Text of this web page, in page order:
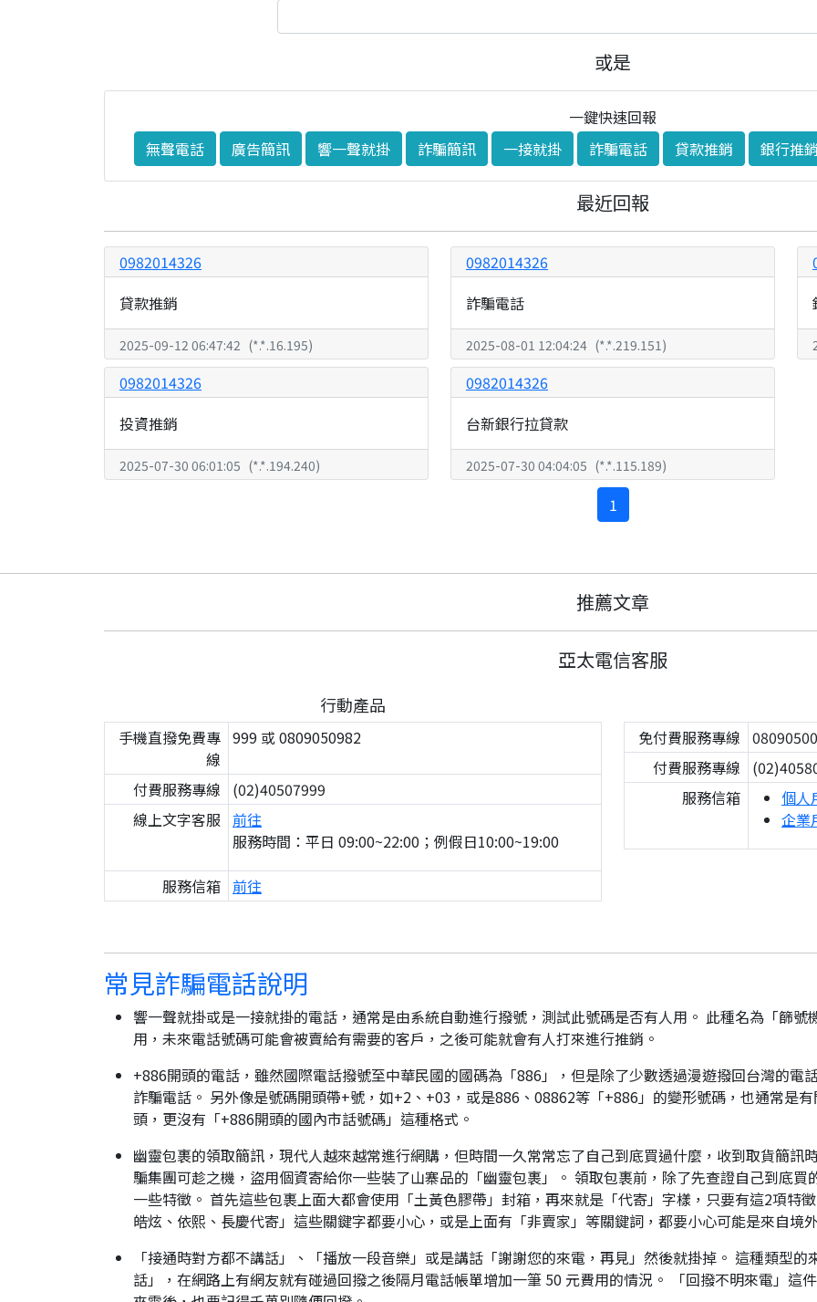
或是
一鍵快速回報
無聲電話
廣告簡訊 響一聲就掛 詐騙簡訊 一接就掛 詐騙電話 貸款推銷 銀行推
最近回報
0982014326
貸款推銷
2025-09-12 06:47:42 (*.*.16.195)
0982014326
詐騙電話
2025-08-01 12:04:24 (*.*.219.151)
0982014326
投資推銷
2025-07-30 06:01:05 (*.*.194.240)
0982014326
台新銀行拉貸款
2025-07-30 04:04:05 (*.*.115.189)
1
推薦文章
亞太電信客服
行動產品
手機直撥免費專
線
999 或 0809050982
付費服務專線
(02)40507999
線上文字客服 前往
服務時間：平日 09:00~22:00；例假日10:00~19:00
服務信箱 前往
免付費服務專線
付費服務專線
服務信箱
個人
企業
常見詐騙電話說明
響一聲就掛或是一接就掛的電話，通常是由系統自動進行撥號，測試此號碼是否有人用。 此種名為「篩
用，未來電話號碼可能會被賣給有需要的客戶，之後可能就會有人打來進行推銷。
+886開頭的電話，雖然國際電話撥號至中華民國的國碼為「886」，但是除了少數透過漫遊撥回台灣的電
詐騙電話。 另外像是號碼開頭帶+號，如+2、+03，或是886、08862等「+886」的變形號碼，也通常是
頭，更沒有「+886開頭的國內市話號碼」這種格式。
幽靈包裹的領取簡訊，現代人越來越常進行網購，但時間一久常常忘了自己到底買過什麼，收到取貨簡訊
騙集團可趁之機，盜用個資寄給你一些裝了山寨品的「幽靈包裹」。 領取包裹前，除了先查證自己到底
一些特徵。 首先這些包裹上面大都會使用「土黃色膠帶」封箱，再來就是「代寄」字樣，只要有這2項特
皓炫、依熙、長慶代寄」這些關鍵字都要小心，或是上面有「非賣家」等關鍵詞，都要小心可能是來自境
「接通時對方都不講話」、「播放一段音樂」或是講話「謝謝您的來電，再見」然後就掛掉。 這種類型
話」，在網路上有網友就有碰過回撥之後隔月電話帳單增加一筆 50 元費用的情況。 「回撥不明來電」這